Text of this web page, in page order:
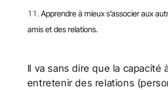
Apprendre à mieux s’associer aux
amis et des relations.
Il va sans dire que la capacité
entretenir des relations